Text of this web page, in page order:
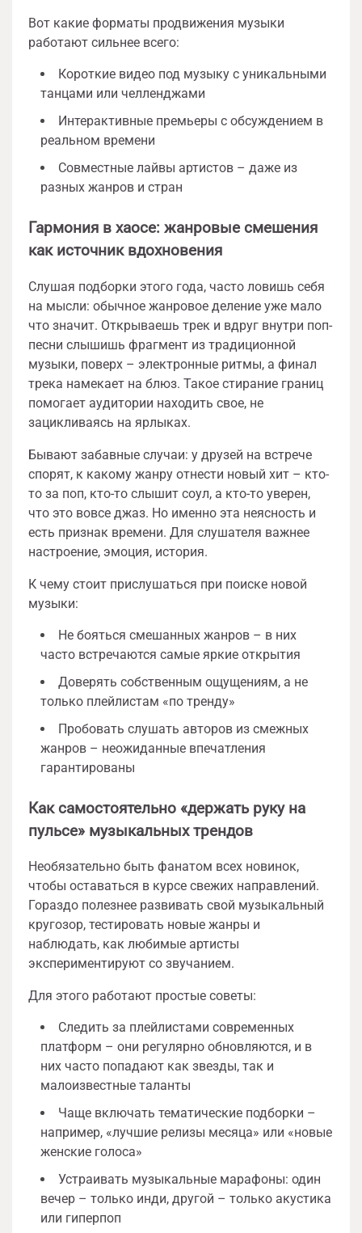
Вот какие форматы продвижения музыки
работают сильнее всего:
Короткие видео под музыку с уникальными
танцами или челленджами
Интерактивные премьеры с обсуждением в
реальном времени
Совместные лайвы артистов – даже из
разных жанров и стран
Гармония в хаосе: жанровые смешения
как источник вдохновения
Слушая подборки этого года, часто ловишь себя
на мысли: обычное жанровое деление уже мало
что значит. Открываешь трек и вдруг внутри поп-
песни слышишь фрагмент из традиционной
музыки, поверх – электронные ритмы, а финал
трека намекает на блюз. Такое стирание границ
помогает аудитории находить свое, не
зацикливаясь на ярлыках.
Бывают забавные случаи: у друзей на встрече
спорят, к какому жанру отнести новый хит – кто-
то за поп, кто-то слышит соул, а кто-то уверен,
что это вовсе джаз. Но именно эта неясность и
есть признак времени. Для слушателя важнее
настроение, эмоция, история.
К чему стоит прислушаться при поиске новой
музыки:
Не бояться смешанных жанров – в них
часто встречаются самые яркие открытия
Доверять собственным ощущениям, а не
только плейлистам «по тренду»
Пробовать слушать авторов из смежных
жанров – неожиданные впечатления
гарантированы
Как самостоятельно «держать руку на
пульсе» музыкальных трендов
Необязательно быть фанатом всех новинок,
чтобы оставаться в курсе свежих направлений.
Гораздо полезнее развивать свой музыкальный
кругозор, тестировать новые жанры и
наблюдать, как любимые артисты
экспериментируют со звучанием.
Для этого работают простые советы:
Следить за плейлистами современных
платформ – они регулярно обновляются, и в
них часто попадают как звезды, так и
малоизвестные таланты
Чаще включать тематические подборки –
например, «лучшие релизы месяца» или «новые
женские голоса»
Устраивать музыкальные марафоны: один
вечер – только инди, другой – только акустика
или гиперпоп